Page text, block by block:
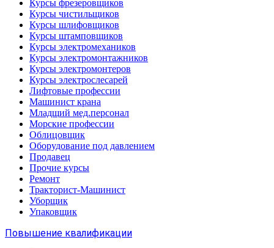
Курсы фрезеровщиков
Курсы чистильщиков
Курсы шлифовщиков
Курсы штамповщиков
Курсы электромехаников
Курсы электромонтажников
Курсы электромонтеров
Курсы электрослесарей
Лифтовые профессии
Машинист крана
Младщий мед.персонал
Морские профессии
Облицовщик
Оборудование под давлением
Продавец
Прочие курсы
Ремонт
Тракторист-Машинист
Уборщик
Упаковщик
Повышение квалификации